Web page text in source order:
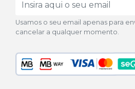
Usamos o seu email apenas para
cancelar a qualquer momento.